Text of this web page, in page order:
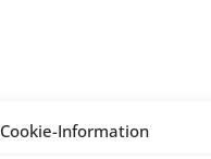
Cookie-Information